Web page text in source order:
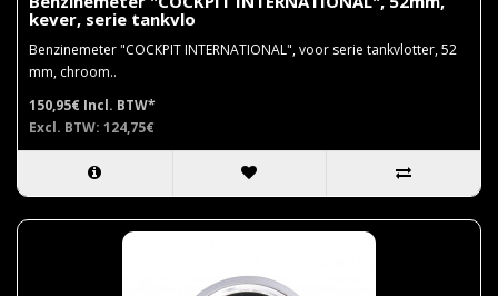
kever, serie tankvlo
Benzinemeter "COCKPIT INTERNATIONAL", voor serie tankvlotter, 52
mm, chroom..
150,95€ Incl. BTW*
Excl. BTW: 124,75€